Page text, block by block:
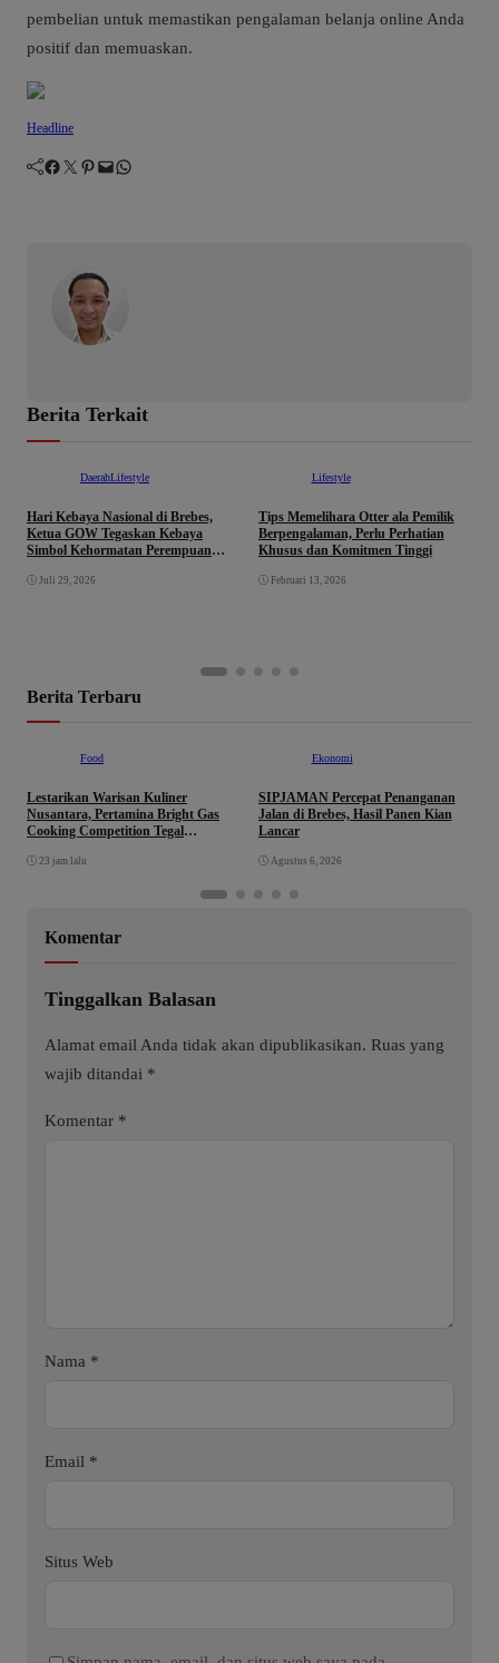
pembelian untuk memastikan pengalaman belanja online Anda
positif dan memuaskan.
Headline
Facebook Twitter Pinterest Mail WhatsApp
Berita Terkait
DaerahLifestyle
Hari Kebaya Nasional di Brebes,
Ketua GOW Tegaskan Kebaya
Simbol Kehormatan Perempuan
Juli 29, 2026
Lifestyle
Tips Memelihara Otter ala Pemilik
Berpengalaman, Perlu Perhatian
Khusus dan Komitmen Tinggi
Februari 13, 2026
Berita Terbaru
Food
Lestarikan Warisan Kuliner
Nusantara, Pertamina Bright Gas
Cooking Competition Tegal
23 jam lalu
Ekonomi
SIPJAMAN Percepat Penanganan
Jalan di Brebes, Hasil Panen Kian
Lancar
Agustus 6, 2026
Komentar
Tinggalkan Balasan
Alamat email Anda tidak akan dipublikasikan. Ruas yang
wajib ditandai *
Komentar *
Nama *
Email *
Situs Web